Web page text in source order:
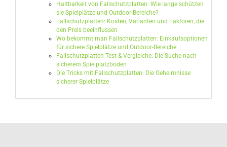
Haltbarkeit von Fallschutzplatten: Wie lange schützen
sie Spielplätze und Outdoor-Bereiche?
Fallschutzplatten: Kosten, Varianten und Faktoren, die
den Preis beeinflussen
Wo bekommt man Fallschutzplatten: Einkaufsoptionen
für sichere Spielplätze und Outdoor-Bereiche
Fallschutzplatten Test & Vergleiche: Die Suche nach
sicherem Spielplatzboden
Die Tricks mit Fallschutzplatten: Die Geheimnisse
sicherer Spielplätze